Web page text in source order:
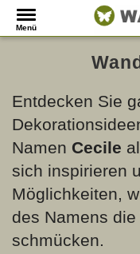
Menü
Entdecken Sie
Namen Cecile
sich inspirieren
Möglichkeiten,
des Namens
schmücken.